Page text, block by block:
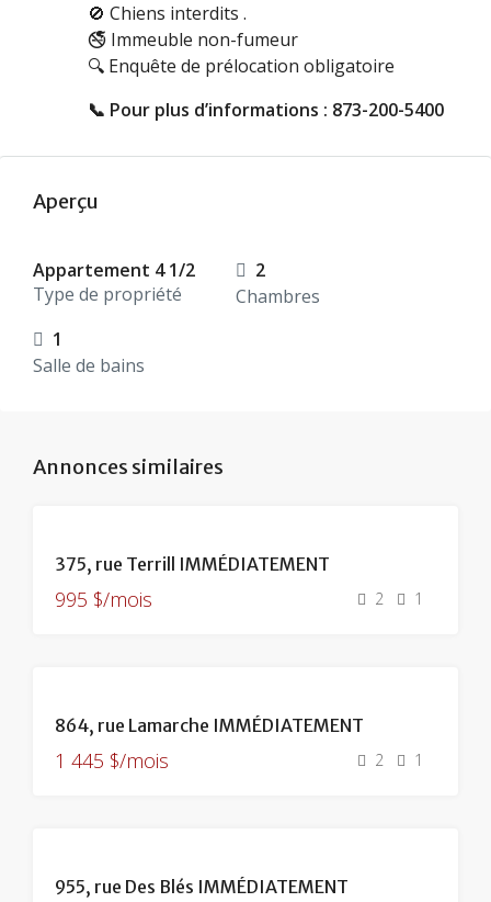
🚫 Chiens interdits .
🚭 Immeuble non-fumeur
🔍 Enquête de prélocation obligatoire
📞 Pour plus d’informations : 873-200-5400
Aperçu
Appartement 4 1/2
Type de propriété
2
Chambres
1
Salle de bains
Annonces similaires
375, rue Terrill IMMÉDIATEMENT
995 $/mois 2 1
864, rue Lamarche IMMÉDIATEMENT
1 445 $/mois 2 1
955, rue Des Blés IMMÉDIATEMENT